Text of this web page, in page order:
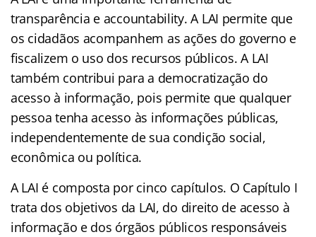
transparência e accountability. A LAI permite que
os cidadãos acompanhem as ações do governo e
fiscalizem o uso dos recursos públicos. A LAI
também contribui para a democratização do
acesso à informação, pois permite que qualquer
pessoa tenha acesso às informações públicas,
independentemente de sua condição social,
econômica ou política.
A LAI é composta por cinco capítulos. O Capítulo I
trata dos objetivos da LAI, do direito de acesso à
informação e dos órgãos públicos responsáveis